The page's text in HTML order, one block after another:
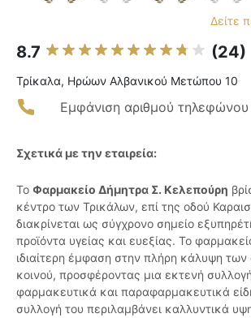
Δείτε
8.7 (24)
Τρίκαλα, Ηρώων Αλβανικού Μετώπου 10
Εμφάνιση αριθμού τηλεφώνου
Σχετικά με την εταιρεία:
Το Φαρμακείο Δήμητρα Σ. Κελεπούρη
κέντρο των Τρικάλων, επί της οδού
διακρίνεται ως σύγχρονο σημείο
προϊόντα υγείας και ευεξίας. Το
ιδιαίτερη έμφαση στην πλήρη κάλυψη
κοινού, προσφέροντας μια εκτενή
φαρμακευτικά και παραφαρμακευτικά
συλλογή του περιλαμβάνει καλλυντικά